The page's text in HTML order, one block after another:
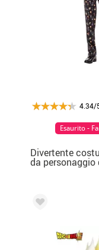
4.34/
Divertente
da personaggio
Dragon Ball per
Esaurito -